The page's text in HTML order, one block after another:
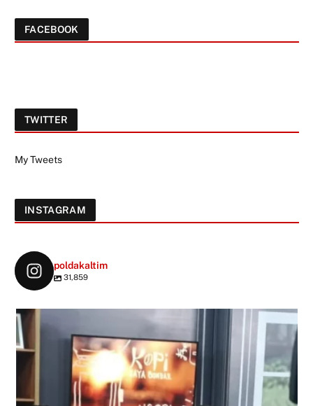
FACEBOOK
TWITTER
My Tweets
INSTAGRAM
poldakaltim
31,859